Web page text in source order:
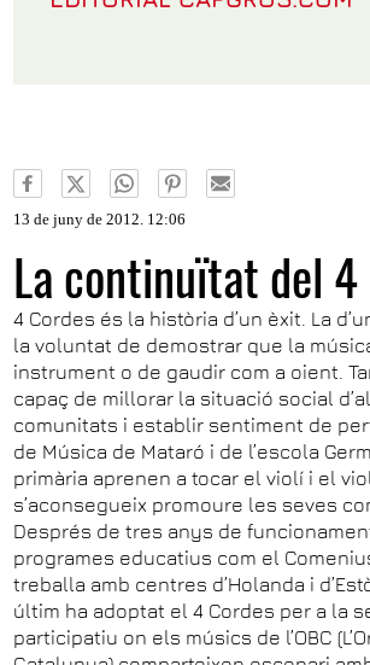
13 de juny de 2012. 12:06
La continuïtat del 4
4 Cordes és la història d’un èxit. La
la voluntat de demostrar que la
instrument o de gaudir com a oient.
capaç de millorar la situació social
comunitats i establir sentiment de
de Música de Mataró i de l’escola
primària aprenen a tocar el violí i el
s’aconsegueix promoure les seves
Després de tres anys de
programes educatius com el
treballa amb centres d’Holanda i
últim ha adoptat el 4 Cordes per a la
participatiu on els músics de l’OBC